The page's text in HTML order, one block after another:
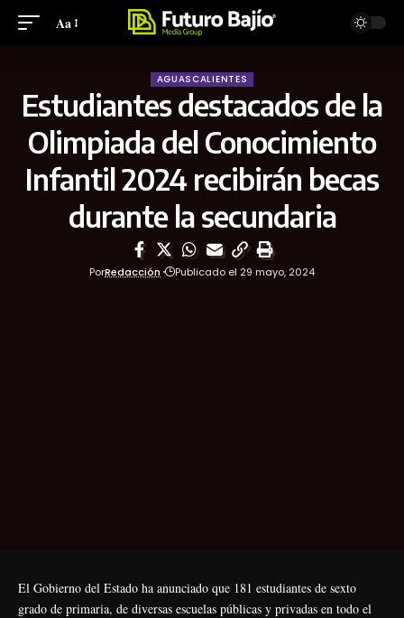
Aa
AGUASCALIENTES
Estudiantes destacados de la
Olimpiada del Conocimiento
Infantil 2024 recibirán becas
durante la secundaria
PorRedacción Publicado el 29 mayo, 2024
El Gobierno del Estado ha anunciado que 181 estudiantes de sexto
grado de primaria, de diversas escuelas públicas y privadas en todo el